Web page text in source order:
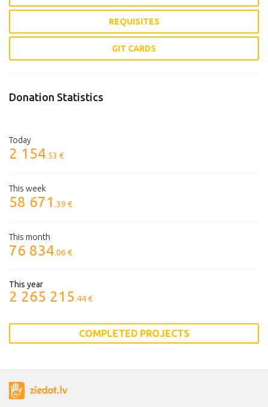
REQUISITES
GIT CARDS
Donation Statistics
Today
2 154.53 €
This week
58 671 .39 €
This month
76 834.06 €
This year
2 265 215.44 €
COMPLETED PROJECTS